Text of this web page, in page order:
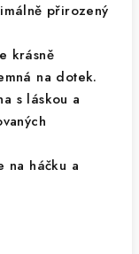
přirozený
krásně
na dotek.
s láskou a
na háčku a